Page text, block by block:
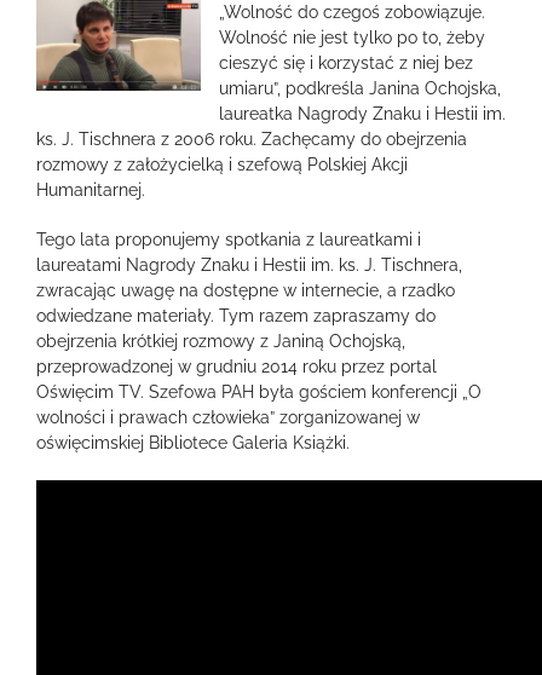
Pokaż
większy
obrazek
„Wolność do czegoś zobowiązuje.
Wolność nie jest tylko po to, żeby
cieszyć się i korzystać z niej bez
umiaru”, podkreśla Janina Ochojska,
laureatka Nagrody Znaku i Hestii im.
ks. J. Tischnera z 2006 roku. Zachęcamy do obejrzenia
rozmowy z założycielką i szefową Polskiej Akcji
Humanitarnej.
Tego lata proponujemy spotkania z laureatkami i
laureatami Nagrody Znaku i Hestii im. ks. J. Tischnera,
zwracając uwagę na dostępne w internecie, a rzadko
odwiedzane materiały. Tym razem zapraszamy do
obejrzenia krótkiej rozmowy z Janiną Ochojską,
przeprowadzonej w grudniu 2014 roku przez portal
Oświęcim TV. Szefowa PAH była gościem konferencji „O
wolności i prawach człowieka” zorganizowanej w
oświęcimskiej Bibliotece Galeria Książki.